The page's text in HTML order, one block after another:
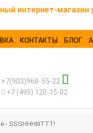
интернет-магазин
КОНТАКТЫ БЛОГ
+7(903)968-55-22
+7 (495) 120-15-02
- SSSHHHIIITTT!